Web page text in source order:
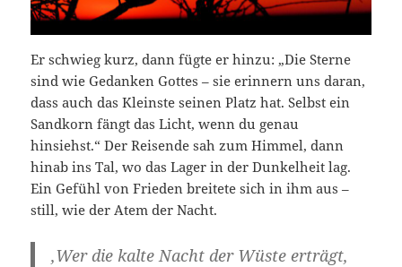
Er schwieg kurz, dann fügte er hinzu: „Die Sterne
sind wie Gedanken Gottes – sie erinnern uns daran,
dass auch das Kleinste seinen Platz hat. Selbst ein
Sandkorn fängt das Licht, wenn du genau
hinsiehst.“ Der Reisende sah zum Himmel, dann
hinab ins Tal, wo das Lager in der Dunkelheit lag.
Ein Gefühl von Frieden breitete sich in ihm aus –
still, wie der Atem der Nacht.
‚Wer die kalte Nacht der Wüste erträgt,